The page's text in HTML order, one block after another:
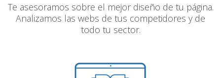
Te asesoramos sobre el mejor diseño de tu página.
Analizamos las webs de tus competidores y de
todo tu sector.